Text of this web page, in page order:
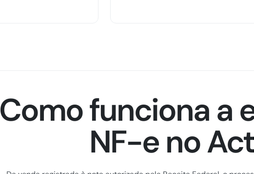
Como funciona a
NF-e no